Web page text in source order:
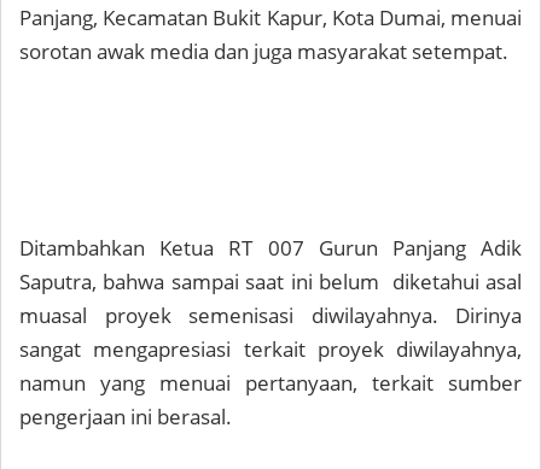
Panjang, Kecamatan Bukit Kapur, Kota Dumai, menuai
sorotan awak media dan juga masyarakat setempat.
Ditambahkan Ketua RT 007 Gurun Panjang Adik
Saputra, bahwa sampai saat ini belum diketahui asal
muasal proyek semenisasi diwilayahnya. Dirinya
sangat mengapresiasi terkait proyek diwilayahnya,
namun yang menuai pertanyaan, terkait sumber
pengerjaan ini berasal.